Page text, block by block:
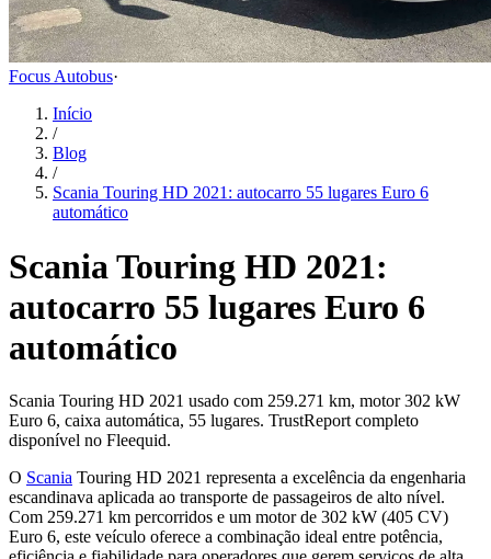
Focus Autobus·
Início
/
Blog
/
Scania Touring HD 2021: autocarro 55 lugares Euro 6
automático
Scania Touring HD 2021:
autocarro 55 lugares Euro 6
automático
Scania Touring HD 2021 usado com 259.271 km, motor 302 kW
Euro 6, caixa automática, 55 lugares. TrustReport completo
disponível no Fleequid.
O Scania Touring HD 2021 representa a excelência da engenharia
escandinava aplicada ao transporte de passageiros de alto nível.
Com 259.271 km percorridos e um motor de 302 kW (405 CV)
Euro 6, este veículo oferece a combinação ideal entre potência,